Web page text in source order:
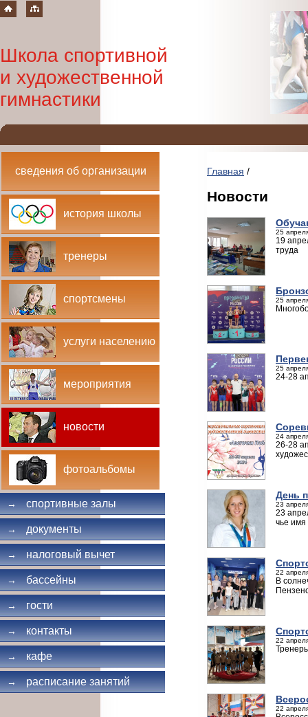
Школа спортивной
и художественной
гимнастики
сведения об организации
история школы
тренеры
спортсмены
услуги населению
мероприятия
новости
фотоальбомы
→ спортивные залы
→ документы
→ налоговый вычет
→ бассейны
→ гости
→ контакты
→ кафе
→ расписание занятий
Главная /
Новости
25
19
труда
25
25
24-28
24
26-28
День
23
23
чье имя
22
В
22
22